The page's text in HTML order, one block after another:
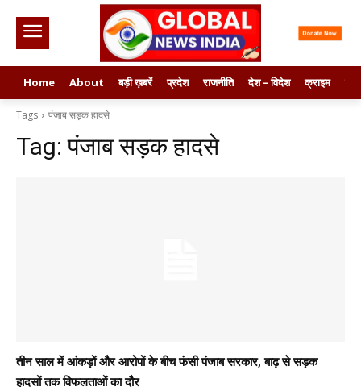
Home About बड़ी ख़बरें प्रदेश राजनीति देश – विदेश क्राइम
Tags पंजाब सड़क हादसे
Tag:पंजाब सड़क हादसे
तीन साल में आंकड़ों और आरोपों के बीच फंसी पंजाब सरकार, बाढ़ से सड़क
हादसों तक विफलताओं का दौर